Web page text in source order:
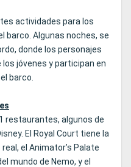
actividades para los
barco. Algunas noches, se
donde los personajes
jóvenes y participan en
barco.
restaurantes, algunos de
El Royal Court tiene la
el Animator’s Palate
mundo de Nemo, y el